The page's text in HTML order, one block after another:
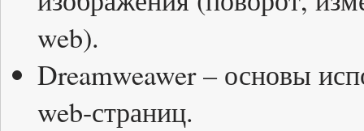
web).
Dreamweawer – основы
web-страниц.